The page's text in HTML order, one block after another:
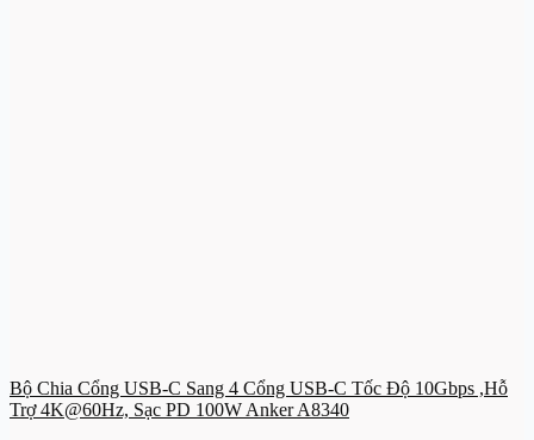
Bộ Chia Cổng USB-C Sang 4 Cổng USB-C Tốc Độ 10Gbps ,Hỗ
Trợ 4K@60Hz, Sạc PD 100W Anker A8340